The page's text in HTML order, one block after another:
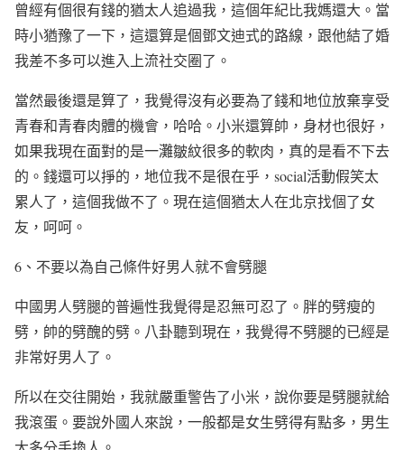
曾經有個很有錢的猶太人追過我，這個年紀比我媽還大。當
時小猶豫了一下，這還算是個鄧文迪式的路線，跟他結了婚
我差不多可以進入上流社交圈了。
當然最後還是算了，我覺得沒有必要為了錢和地位放棄享受
青春和青春肉體的機會，哈哈。小米還算帥，身材也很好，
如果我現在面對的是一灘皺紋很多的軟肉，真的是看不下去
的。錢還可以掙的，地位我不是很在乎， social活動假笑太
累人了，這個我做不了。現在這個猶太人在北京找個了女
友，呵呵。
6 、不要以為自己條件好男人就不會劈腿
中國男人劈腿的普遍性我覺得是忍無可忍了。胖的劈瘦的
劈，帥的劈醜的劈。八卦聽到現在，我覺得不劈腿的已經是
非常好男人了。
所以在交往開始，我就嚴重警告了小米，說你要是劈腿就給
我滾蛋。要說外國人來說，一般都是女生劈得有點多，男生